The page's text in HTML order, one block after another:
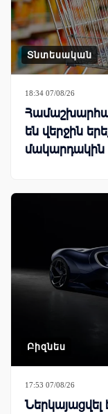
Տնտեսական
18:34 07/08/26
են վերջին
մակարդակին
Բիզնես
17:53 07/08/26
Ներկայացվել